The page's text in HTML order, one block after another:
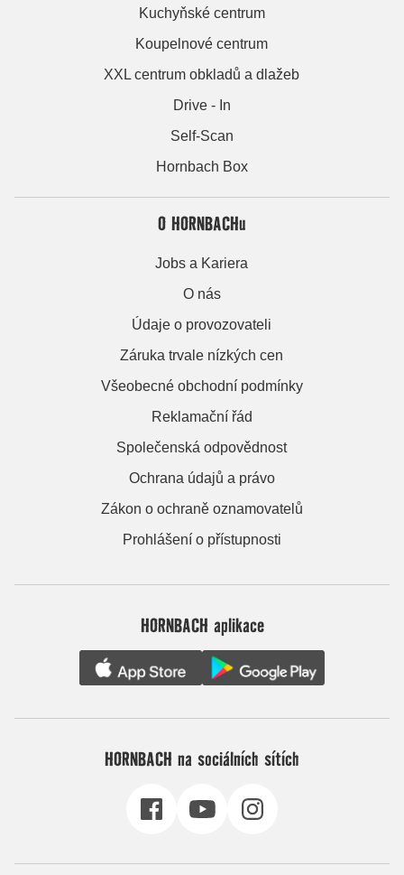
Kuchyňské centrum
Koupelnové centrum
XXL centrum obkladů a dlažeb
Drive - In
Self-Scan
Hornbach Box
O HORNBACHu
Jobs a Kariera
O nás
Údaje o provozovateli
Záruka trvale nízkých cen
Všeobecné obchodní podmínky
Reklamační řád
Společenská odpovědnost
Ochrana údajů a právo
Zákon o ochraně oznamovatelů
Prohlášení o přístupnosti
HORNBACH aplikace
HORNBACH na sociálních sítích